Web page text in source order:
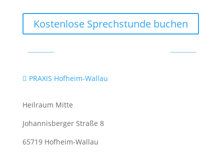
Kostenlose Sprechstunde buchen
 PRAXIS Hofheim-Wallau
Heilraum Mitte
Johannisberger Straße 8
65719 Hofheim-Wallau